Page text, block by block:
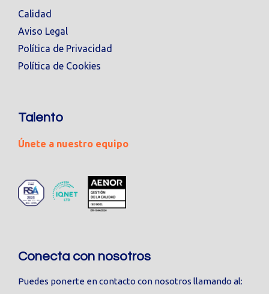
Calidad
Aviso Legal
Política de Privacidad
Política de Cookies
Talento
Únete a nuestro equipo
Conecta con nosotros
Puedes ponerte en contacto con nosotros llamando al: